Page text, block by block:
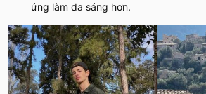
ứng làm da sáng hơn.